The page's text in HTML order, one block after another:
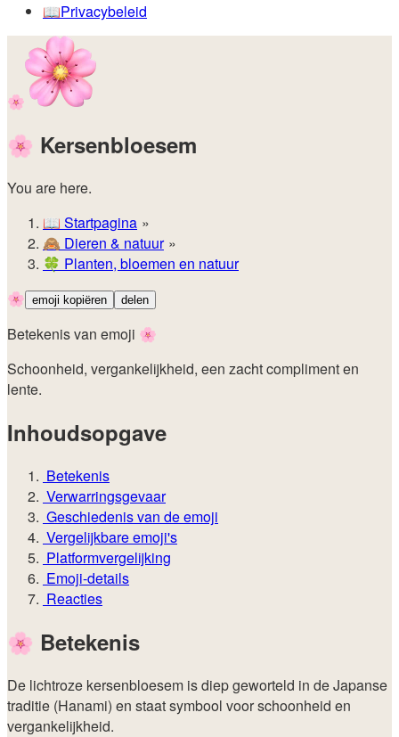
📖️Privacybeleid
🌸
🌸 Kersenbloesem
You are here.
📖 Startpagina
🙈️ Dieren & natuur
🍀 Planten, bloemen en natuur
🌸 emoji kopiëren delen
Betekenis van emoji 🌸
Schoonheid, vergankelijkheid, een zacht compliment en
lente.
Inhoudsopgave
Betekenis
Verwarringsgevaar
Geschiedenis van de emoji
Vergelijkbare emoji's
Platformvergelijking
Emoji-details
Reacties
🌸 Betekenis
De lichtroze kersenbloesem is diep geworteld in de Japanse
traditie (Hanami) en staat symbool voor schoonheid en
vergankelijkheid.